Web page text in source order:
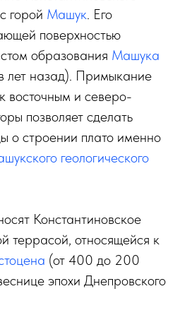
горой Машук. Его
поверхностью
образования Машука
лет назад). Примыкание
восточным и северо-
позволяет сделать
о строении плато именно
геологического
Константиновское
террасой, относящейся к
(от 400 до 200
эпохи Днепровского